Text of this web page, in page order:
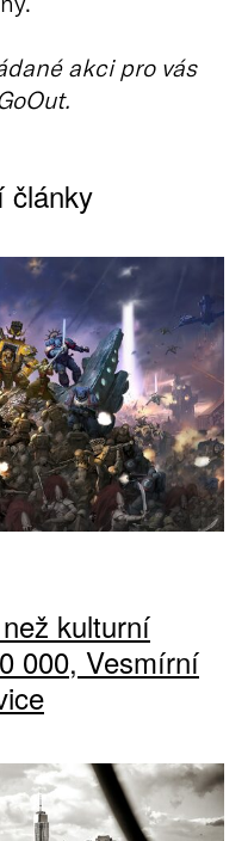
akci pro vás
články
kulturní
000, Vesmírní